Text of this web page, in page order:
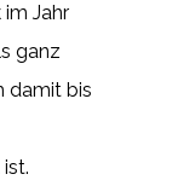
Jahr
ganz
damit bis